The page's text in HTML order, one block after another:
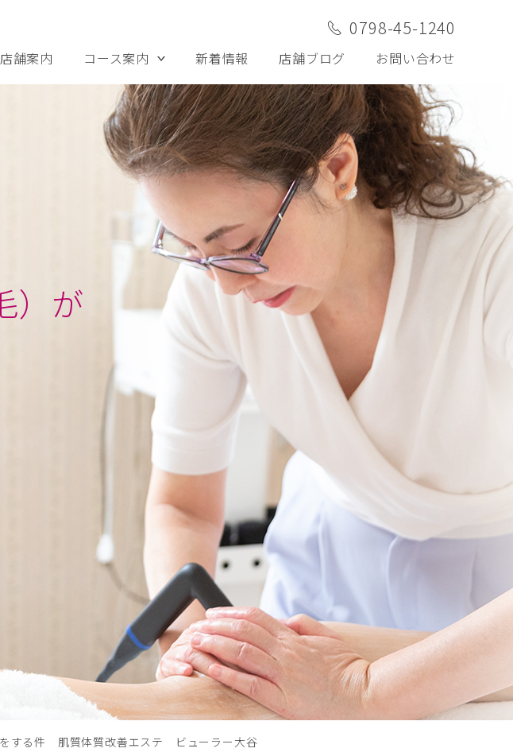
0798-45-1240
店舗案内 コース案内 新着情報 店舗ブログ お問い合わせ
さとう式リンパケア
）が
する件＿肌質体質改善エステ＿ビューラー大谷